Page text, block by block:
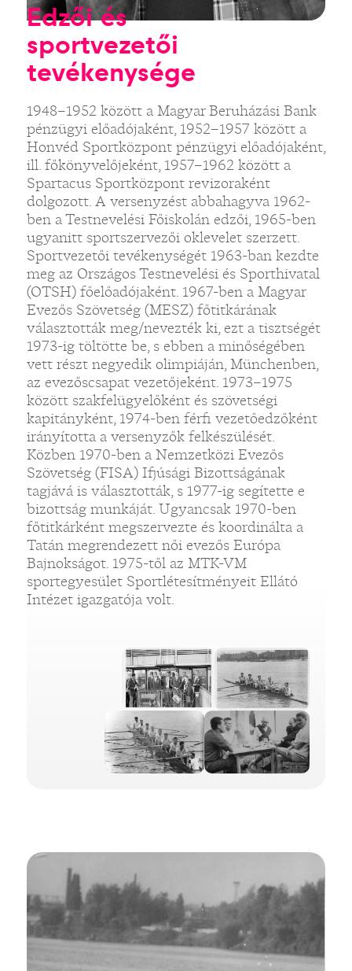
Edzői és
sportvezetői
tevékenysége
1948–1952 között a Magyar Beruházási Bank
pénzügyi előadójaként, 1952–1957 között a
Honvéd Sportközpont pénzügyi előadójaként,
ill. főkönyvelőjeként, 1957–1962 között a
Spartacus Sportközpont revizoraként
dolgozott. A versenyzést abbahagyva 1962-
ben a Testnevelési Főiskolán edzői, 1965-ben
ugyanitt sportszervezői oklevelet szerzett.
Sportvezetői tevékenységét 1963-ban kezdte
meg az Országos Testnevelési és Sporthivatal
(OTSH) főelőadójaként. 1967-ben a Magyar
Evezős Szövetség (MESZ) főtitkárának
választották meg/nevezték ki, ezt a tisztségét
1973-ig töltötte be, s ebben a minőségében
vett részt negyedik olimpiáján, Münchenben,
az evezőscsapat vezetőjeként. 1973–1975
között szakfelügyelőként és szövetségi
kapitányként, 1974-ben férfi vezetőedzőként
irányította a versenyzők felkészülését.
Közben 1970-ben a Nemzetközi Evezős
Szövetség (FISA) Ifjúsági Bizottságának
tagjává is választották, s 1977-ig segítette e
bizottság munkáját. Ugyancsak 1970-ben
főtitkárként megszervezte és koordinálta a
Tatán megrendezett női evezős Európa
Bajnokságot. 1975-től az MTK-VM
sportegyesület Sportlétesítményeit Ellátó
Intézet igazgatója volt.